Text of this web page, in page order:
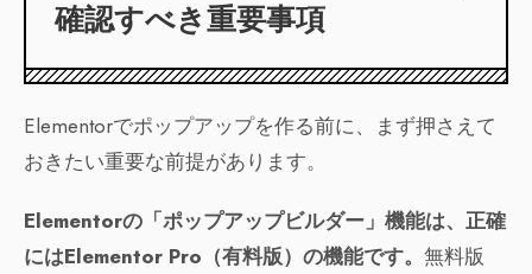
確認すべき重要事項
Elementorでポップアップを作る前に、まず押さえて
おきたい重要な前提があります。
Elementorの「ポップアップビルダー」機能は、正確
にはElementor Pro（有料版）の機能です。 無料版